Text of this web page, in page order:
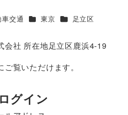
交通 カテゴリー
東京 カテゴリー
足立区
会社 所在地足立区鹿浜4-19
覧いただけます。
グイン